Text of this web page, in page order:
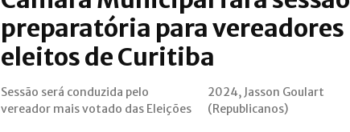
preparatória para vereadores
eleitos de Curitiba
Sessão será conduzida pelo
vereador mais votado das Eleições
2024, Jasson Goulart
(Republicanos)